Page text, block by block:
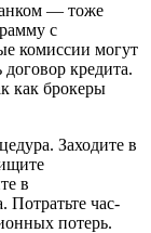
— тоже
с
комиссии могут
кредита.
как брокеры
Заходите в
в
Потратьте час-
потерь.